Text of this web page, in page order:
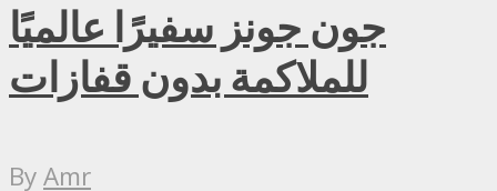
جون جونز سفيرًا عالميًا
للملاكمة بدون قفازات
ByAmr